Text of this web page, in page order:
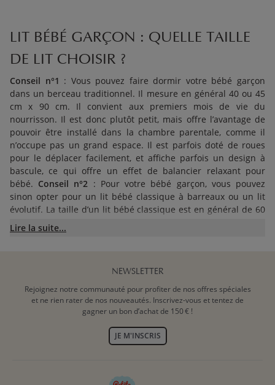
LIT BÉBÉ GARÇON : QUELLE TAILLE
DE LIT CHOISIR ?
Conseil n°1 : Vous pouvez faire dormir votre bébé garçon
dans un berceau traditionnel. Il mesure en général 40 ou 45
cm x 90 cm. Il convient aux premiers mois de vie du
nourrisson. Il est donc plutôt petit, mais offre l’avantage de
pouvoir être installé dans la chambre parentale, comme il
n’occupe pas un grand espace. Il est parfois doté de roues
pour le déplacer facilement, et affiche parfois un design à
bascule, ce qui offre un effet de balancier relaxant pour
bébé. Conseil n°2 : Pour votre bébé garçon, vous pouvez
sinon opter pour un lit bébé classique à barreaux ou un lit
évolutif. La taille d’un lit bébé classique est en général de 60
x 120 cm. Un lit bébé évolutif garçon fait plutôt 70 x 140 cm.
Plus grand que le berceau et forcément plus onéreux, il a
Amélie peuvent être utilisés jusqu’aux 6 ans de l’enfant). >
Découvrez tous nos lits bébé
LIT GARÇON BÉBÉ : FOCUS MATIÈRE
garçon bébé doit être solide et respecter les normes de
Lire la suite...
NEWSLETTER
Rejoignez notre communauté pour profiter de nos offres spéciales
et ne rien rater de nos nouveautés. Inscrivez-vous et tentez de
gagner un bon d’achat de 150 € !
JE M'INSCRIS